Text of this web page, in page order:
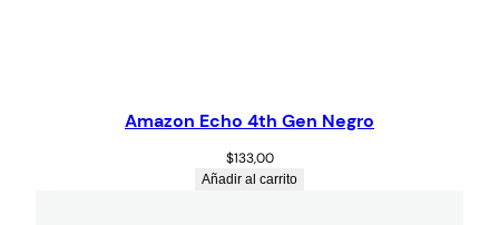
Amazon Echo 4th Gen Negro
$133,00
Añadir al carrito